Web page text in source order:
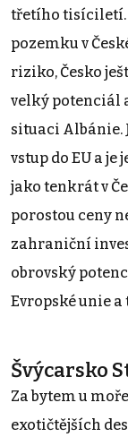
třetího tisíciletí.
pozemku v
riziko, Česko
velký potenciál
situaci Albánie.
vstup do EU a je
jako tenkrát v
porostou ceny
zahraniční
obrovský
Evropské unie a
Švýcarsko
Za bytem u
exotičtějších